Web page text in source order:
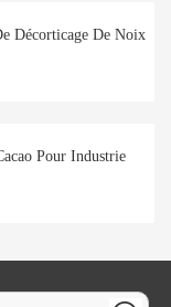
Décorticage De Noix
Pour Industrie